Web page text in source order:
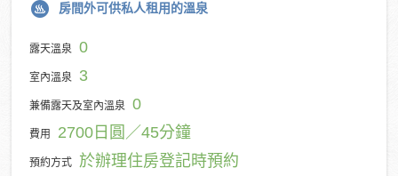
房間外可供私人租用的溫泉
露天溫泉 0
室內溫泉 3
兼備露天及室內溫泉 0
費用 2700日圓／45分鐘
預約方式 於辦理住房登記時預約